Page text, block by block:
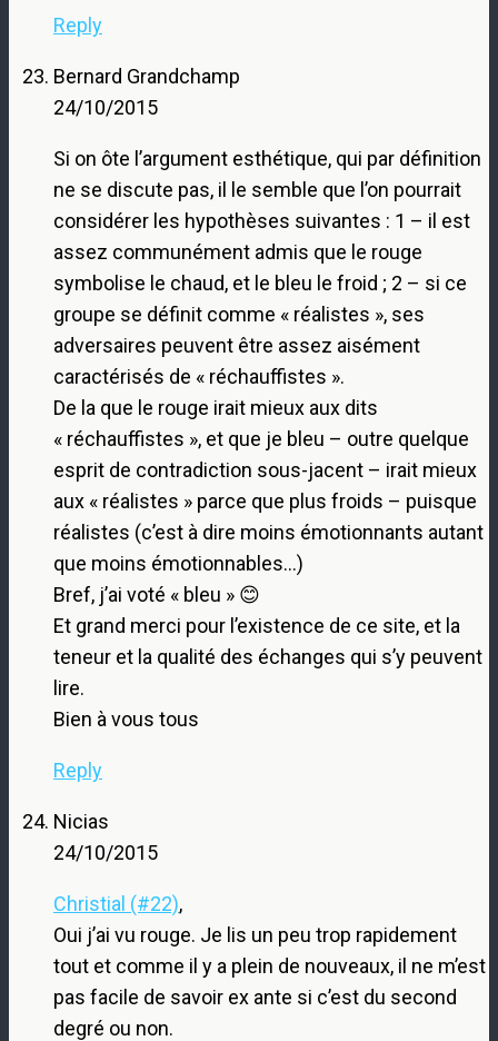
Reply
Bernard Grandchamp
24/10/2015
Si on ôte l’argument esthétique, qui par définition
ne se discute pas, il le semble que l’on pourrait
considérer les hypothèses suivantes : 1 – il est
assez communément admis que le rouge
symbolise le chaud, et le bleu le froid ; 2 – si ce
groupe se définit comme « réalistes », ses
adversaires peuvent être assez aisément
caractérisés de « réchauffistes ».
De la que le rouge irait mieux aux dits
« réchauffistes », et que je bleu – outre quelque
esprit de contradiction sous-jacent – irait mieux
aux « réalistes » parce que plus froids – puisque
réalistes (c’est à dire moins émotionnants autant
que moins émotionnables…)
Bref, j’ai voté « bleu » 😊
Et grand merci pour l’existence de ce site, et la
teneur et la qualité des échanges qui s’y peuvent
lire.
Bien à vous tous
Reply
Nicias
24/10/2015
Christial (#22),
Oui j’ai vu rouge. Je lis un peu trop rapidement
tout et comme il y a plein de nouveaux, il ne m’est
pas facile de savoir ex ante si c’est du second
degré ou non.